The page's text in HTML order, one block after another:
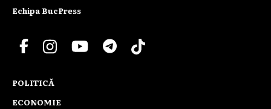
Echipa BucPress
POLITICĂ
ECONOMIE